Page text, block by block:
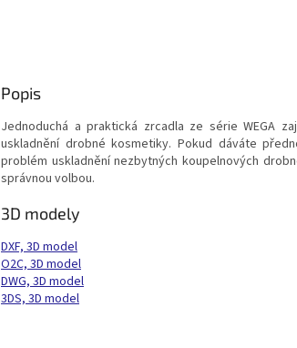
Popis
Jednoduchá a praktická zrcadla ze série WEGA
uskladnění drobné kosmetiky. Pokud dáváte
problém uskladnění nezbytných koupelnových
správnou volbou.
3D modely
DXF, 3D model
O2C, 3D model
DWG, 3D model
3DS, 3D model